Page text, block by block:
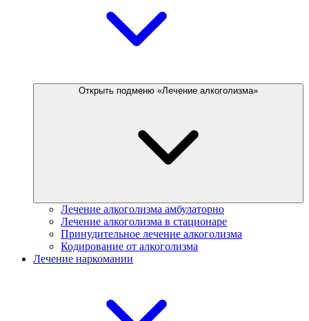
Открыть подменю «Лечение алкоголизма»
Лечение алкоголизма амбулаторно
Лечение алкоголизма в стационаре
Принудительное лечение алкоголизма
Кодирование от алкоголизма
Лечение наркомании